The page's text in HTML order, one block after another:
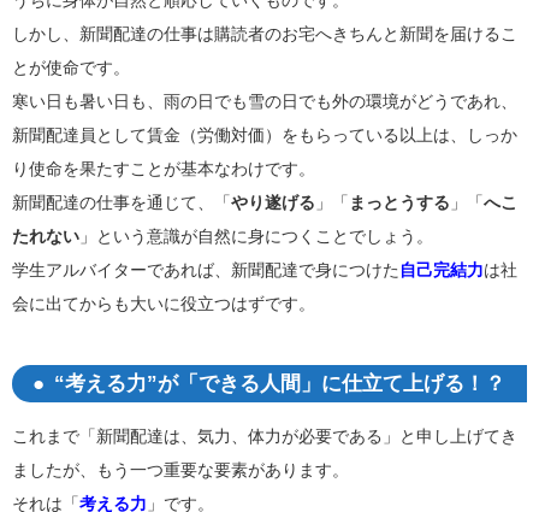
しかし、新聞配達の仕事は購読者のお宅へきちんと新聞を届けるこ
とが使命です。
寒い日も暑い日も、雨の日でも雪の日でも外の環境がどうであれ、
新聞配達員として賃金（労働対価）をもらっている以上は、しっか
り使命を果たすことが基本なわけです。
新聞配達の仕事を通じて、「 やり遂げる 」「 まっとうする 」「 へこ
たれない 」という意識が自然に身につくことでしょう。
学生アルバイターであれば、新聞配達で身につけた 自己完結力は社
会に出てからも大いに役立つはずです。
“考える力”が「できる人間」に仕立て上げる！？
これまで「新聞配達は、気力、体力が必要である」と申し上げてき
ましたが、もう一つ重要な要素があります。
それは「考える力 」です。